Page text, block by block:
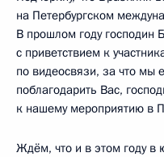
на Петербургском
В прошлом году господин
с приветствием к
по видеосвязи, за что мы
поблагодарить Вас,
к нашему мероприятию в
Ждём, что и в этом году